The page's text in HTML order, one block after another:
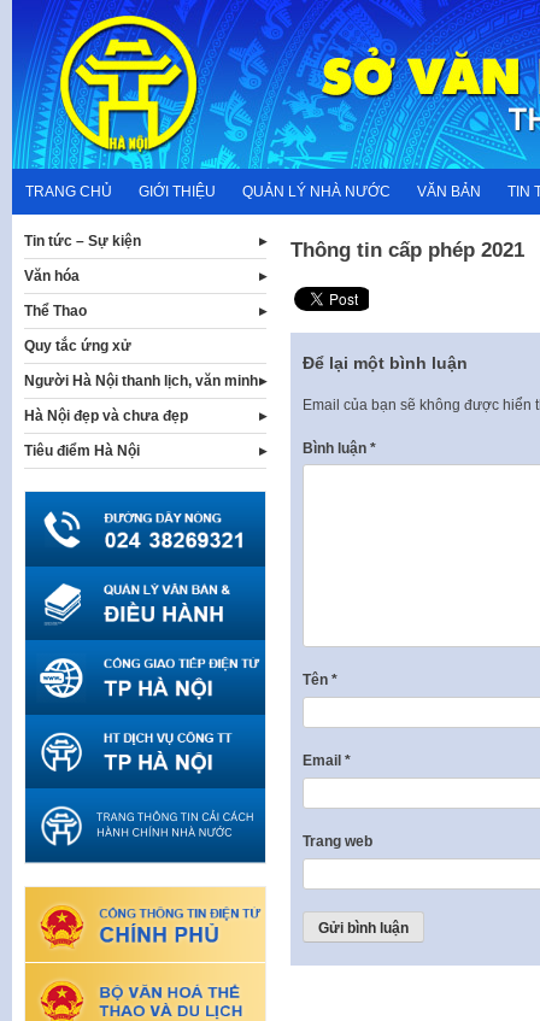
content
TRANG CHỦ GIỚI THIỆU QUẢN LÝ NHÀ NƯỚC VĂN BẢN TIN
Thông tin cấp phép 2021
Để lại một bình luận
Email của bạn sẽ không được hiển
Bình luận *
Tên *
Email *
Trang web
Tin tức – Sự kiện
Văn hóa
Thể Thao
Quy tắc ứng xử
Người Hà Nội thanh lịch, văn minh
Hà Nội đẹp và chưa đẹp
Tiêu điểm Hà Nội